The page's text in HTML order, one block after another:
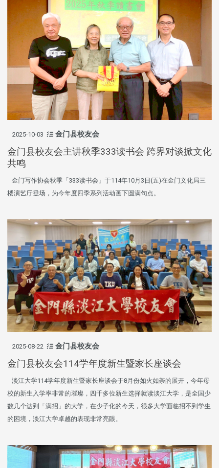
2025-10-03 金门县校友会
金门县校友会主讲秋季333读书会 跨界对谈掀文化
共鸣
金门写作协会秋季「333读书会」于114年10月3日(五)在金门文化局三
楼演艺厅登场，为今年度四季系列活动画下圆满句点。
2025-08-22 金门县校友会
金门县校友会114学年度新生暨家长座谈会
淡江大学114学年度新生暨家长座谈会于8月份如火如荼的展开，今年母
校的新生入学率非常的璀璨，四千多位新生选择就读淡江大学，是全国少
数几个达到「满招」的大学，在少子化的今天，很多大学面临招不到学生
的困境，淡江大学卓越的表现非常亮眼。